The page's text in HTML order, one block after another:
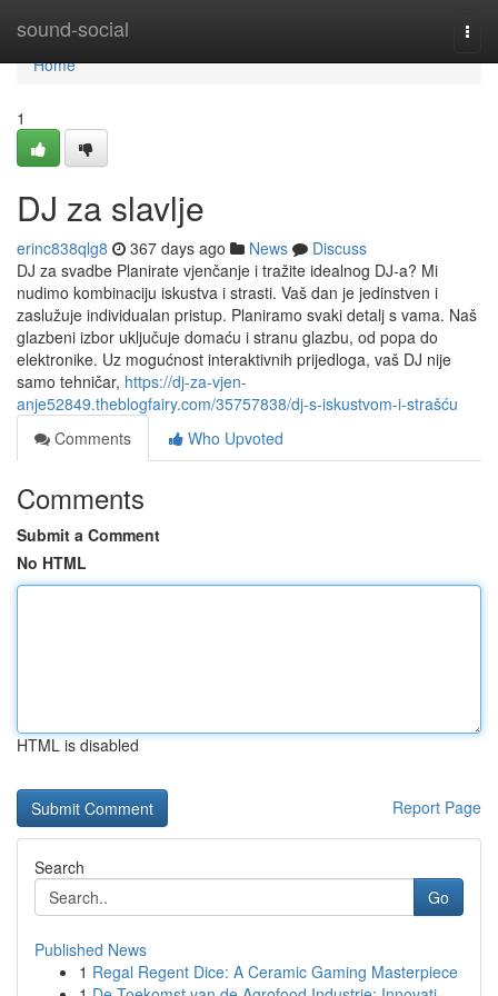
sound-social
Home
Home
1
DJ za slavlje
erinc838qlg8 367 days ago News
Discuss
DJ za svadbe Planirate vjenčanje i tražite idealnog DJ-a? Mi
nudimo kombinaciju iskustva i strasti. Vaš dan je jedinstven i
zaslužuje individualan pristup. Planiramo svaki detalj s vama. Naš
glazbeni izbor uključuje domaću i stranu glazbu, od popa do
elektronike. Uz mogućnost interaktivnih prijedloga, vaš DJ nije
samo tehničar, https://dj-za-vjen-
anje52849.theblogfairy.com/35757838/dj-s-iskustvom-i-strašću
Comments
Who Upvoted
Comments
Submit a Comment
No HTML
HTML is disabled
Report Page
Search
Go
Published News
1 Regal Regent Dice: A Ceramic Gaming Masterpiece